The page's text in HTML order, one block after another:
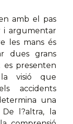
amb el pas
i argumentar
les mans és
dues grans
es presenten
la visió que
accidents
una
De l?altra, la